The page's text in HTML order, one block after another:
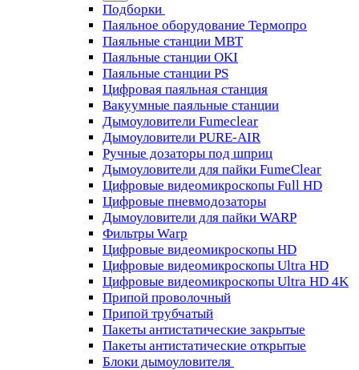
Подборки
Паяльное оборудование Термопро
Паяльные станции MBT
Паяльные станции OKI
Паяльные станции PS
Цифровая паяльная станция
Вакуумные паяльные станции
Дымоуловители Fumeclear
Дымоуловители PURE-AIR
Ручные дозаторы под шприц
Дымоуловители для пайки FumeClear
Цифровые видеомикроскопы Full HD
Цифровые пневмодозаторы
Дымоуловители для пайки WARP
Фильтры Warp
Цифровые видеомикроскопы HD
Цифровые видеомикроскопы Ultra HD
Цифровые видеомикроскопы Ultra HD 4K
Припой проволочный
Припой трубчатый
Пакеты антистатические закрытые
Пакеты антистатические открытые
Блоки дымоуловителя